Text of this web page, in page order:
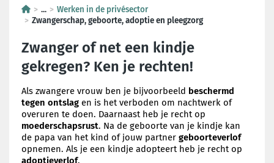
...
Werken in de privésector
Zwangerschap, geboorte, adoptie en pleegzorg
Zwanger of net een kindje
gekregen? Ken je rechten!
Als zwangere vrouw ben je bijvoorbeeld beschermd
tegen ontslag en is het verboden om nachtwerk of
overuren te doen. Daarnaast heb je recht op
moederschapsrust. Na de geboorte van je kindje kan
de papa van het kind of jouw partner geboorteverlof
opnemen. Als je een kindje adopteert heb je recht op
adoptieverlof.